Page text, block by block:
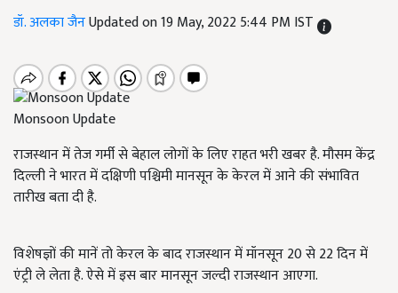
डॉ. अलका जैनUpdated on 19 May, 2022 5:44 PM IST
Monsoon Update
राजस्थान में तेज गर्मी से बेहाल लोगों के लिए राहत भरी खबर है. मौसम केंद्र
दिल्ली ने भारत में दक्षिणी पश्चिमी मानसून के केरल में आने की संभावित
तारीख बता दी है.
विशेषज्ञों की मानें तो केरल के बाद राजस्थान में मॉनसून 20 से 22 दिन में
एंट्री ले लेता है. ऐसे में इस बार मानसून जल्दी राजस्थान आएगा.